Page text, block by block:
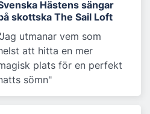
Hästens sängar
skottska The Sail Loft
utmanar vem som
att hitta en mer
plats för en perfekt
sömn"